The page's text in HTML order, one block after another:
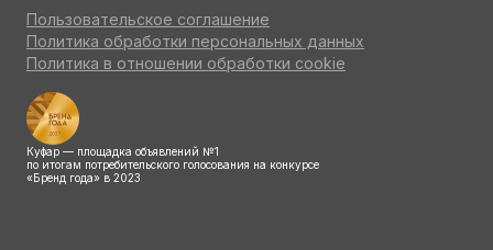
Пользовательское соглашение
Политика обработки персональных данных
Политика в отношении обработки cookie
Куфар — площадка объявлений №1
по итогам потребительского голосования на конкурсе
«Бренд года» в 2023